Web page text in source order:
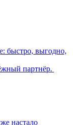
быстро, выгодно,
партнёр.
настало